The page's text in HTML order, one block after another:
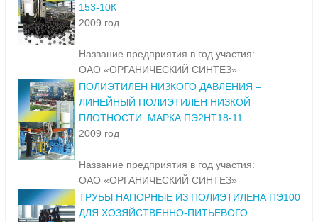
153-10К
2009 год
Название предприятия в год участия:
ОАО «ОРГАНИЧЕСКИЙ СИНТЕЗ»
ПОЛИЭТИЛЕН НИЗКОГО ДАВЛЕНИЯ –
ЛИНЕЙНЫЙ ПОЛИЭТИЛЕН НИЗКОЙ
ПЛОТНОСТИ. МАРКА ПЭ2НТ18-11
2009 год
Название предприятия в год участия:
ОАО «ОРГАНИЧЕСКИЙ СИНТЕЗ»
ТРУБЫ НАПОРНЫЕ ИЗ ПОЛИЭТИЛЕНА ПЭ100
ДЛЯ ХОЗЯЙСТВЕННО-ПИТЬЕВОГО